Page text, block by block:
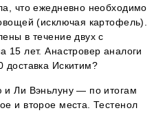
что ежедневно необходимо
(исключая картофель).
в течение двух с
15 лет. Анастровер аналоги
доставка Искитим?
Ли Вэньлуну — по итогам
и второе места. Тестенол